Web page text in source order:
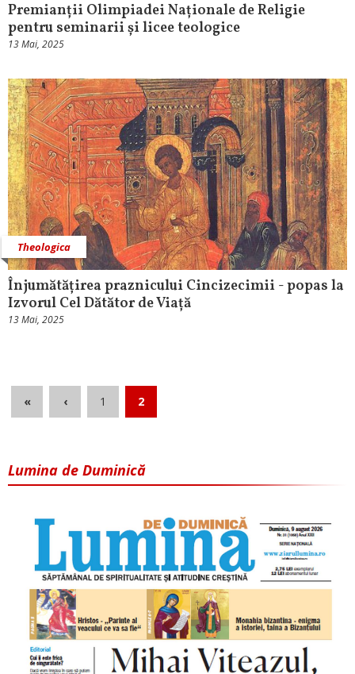
Premianții Olimpiadei Naționale de Religie
pentru seminarii și licee teologice
13 Mai, 2025
Theologica
Înjumătățirea praznicului Cincizecimii - popas la
Izvorul Cel Dătător de Viață
13 Mai, 2025
« ‹ 1 2
Lumina de Duminică